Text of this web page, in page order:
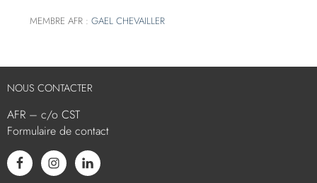
MEMBRE AFR :GAEL CHEVAILLER
NOUS CONTACTER
AFR – c/o CST
Formulaire de contact